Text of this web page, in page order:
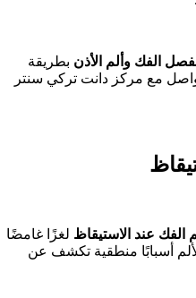
الفك وألم الأذن بطريقة
مع مركز دانت تركي سنتر
الفك عند الاستيقاظ لغزًا غامضًا
أسبابًا منطقية تكشف عن